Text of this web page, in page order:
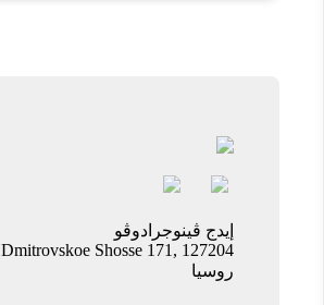
إيدج ڤينوجرادوڤو
Dmitrovskoe Shosse 171, 127204
روسيا